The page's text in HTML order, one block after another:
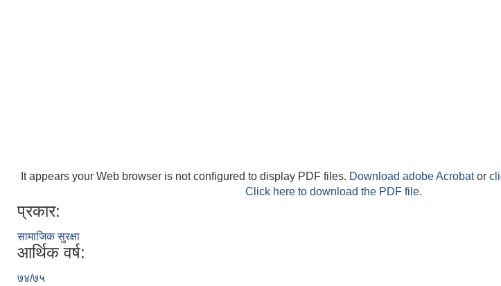
It appears your Web browser is not configured to display PDF files. Download adobe Acrobator
Click here to download the PDF file.
प्रकार:
सामाजिक सुरक्षा
आर्थिक वर्ष:
७४/७५